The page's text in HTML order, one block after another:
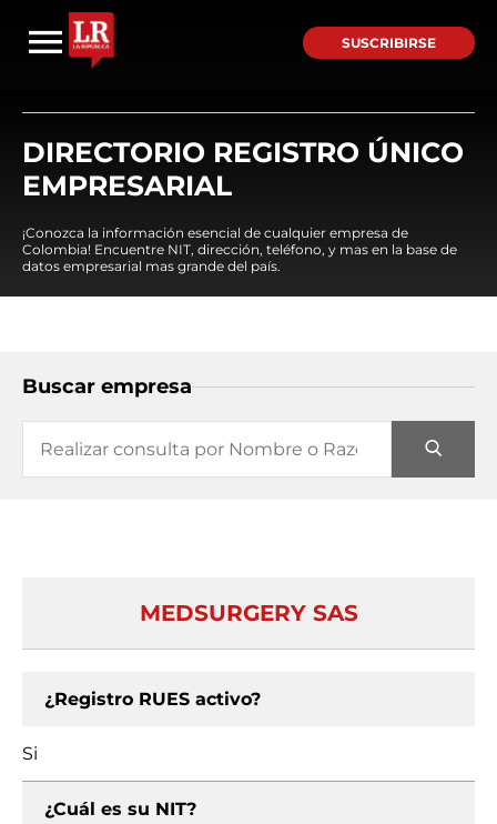
SUSCRIBIRSE
DIRECTORIO REGISTRO ÚNICO
EMPRESARIAL
¡Conozca la información esencial de cualquier empresa de
Colombia! Encuentre NIT, dirección, teléfono, y mas en la base de
datos empresarial mas grande del país.
Buscar empresa
MEDSURGERY SAS
¿Registro RUES activo?
Si
¿Cuál es su NIT?